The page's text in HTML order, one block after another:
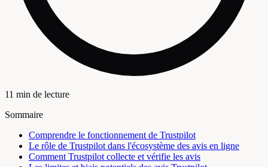
11 min de lecture
Sommaire
Comprendre le fonctionnement de Trustpilot
Le rôle de Trustpilot dans l'écosystème des avis en ligne
Comment Trustpilot collecte et vérifie les avis